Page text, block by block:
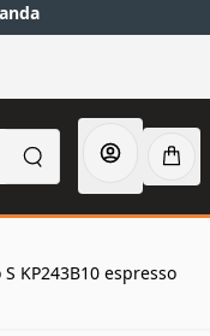
KP243B10 espresso